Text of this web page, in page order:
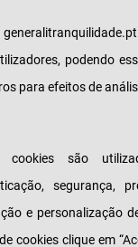
de despesas
de despesas
da
níveis de
a possibilidade
podendo
para efeitos de
cookies são
segurança,
e personalização
cookies clique em